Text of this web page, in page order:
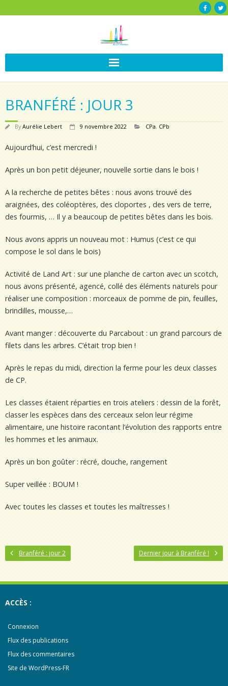
BRANFÉRÉ : JOUR 3
ByAurélie Lebert 9 novembre 2022 CPa, CPb
Aujourd’hui, c’est mercredi !
Après un bon petit déjeuner, nouvelle sortie dans le bois !
A la recherche de petites bêtes : nous avons trouvé des
araignées, des coléoptères, des cloportes , des vers de terre,
des fourmis, … Il y a beaucoup de petites bêtes dans les bois.
Nous avons appris un nouveau mot : Humus (c’est ce qui
compose le sol dans le bois)
Activité de Land Art : sur une planche de carton avec un scotch,
nous avons présenté, agencé, collé des éléments naturels pour
réaliser une composition : morceaux de pomme de pin, feuilles,
brindilles, mousse,…
Avant manger : découverte du Parcabout : un grand parcours de
filets dans les arbres. C’était trop bien !
Après le repas du midi, direction la ferme pour les deux classes
de CP.
Les classes étaient réparties en trois ateliers : dessin de la forêt,
classer les espèces dans des cerceaux selon leur régime
alimentaire, une histoire racontant l’évolution des rapports entre
les hommes et les animaux.
Après un bon goûter : récré, douche, rangement
Super veillée : BOUM !
Avec toutes les classes et toutes les maîtresses !
Branféré : jour 2 Dernier jour à Branféré !
ACCÈS :
Connexion
Flux des publications
Flux des commentaires
Site de WordPress-FR